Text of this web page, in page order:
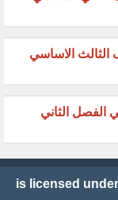
الثالث الاساسي
الفصل الثاني